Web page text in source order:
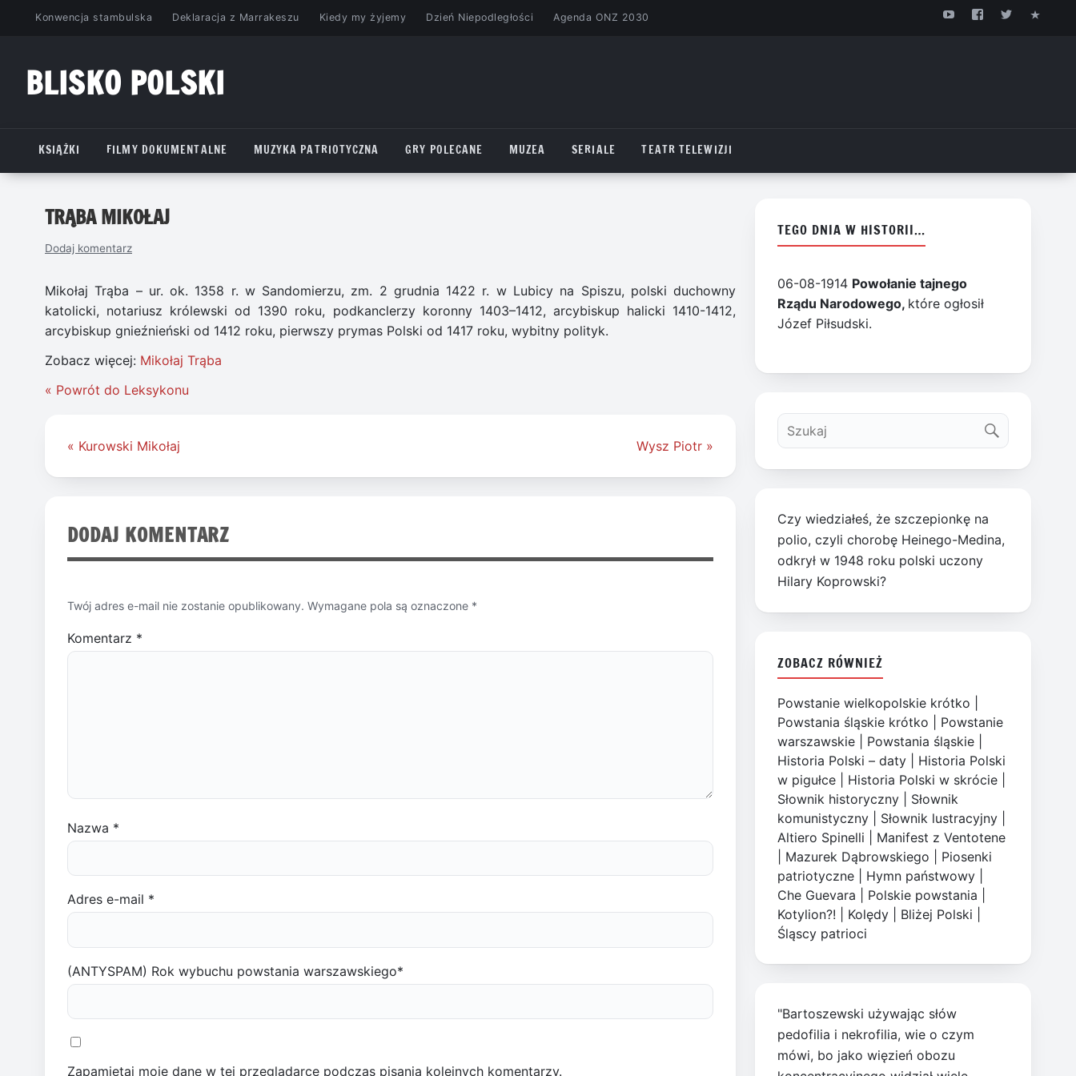
PrzejdźKonwencja stambulska Deklaracja z Marrakeszu Kiedy my żyjemy Dzień Niepodległości Agenda ONZ 2030
BLISKO POLSKI
KSIĄŻKI
FILMY DOKUMENTALNE MUZYKA PATRIOTYCZNA GRY POLECANE MUZEA SERIALE TEATR TELEWIZJI
TRĄBA MIKOŁAJ
Dodaj komentarz
Mikołaj Trąba – ur. ok. 1358 r. w Sandomierzu, zm. 2 grudnia 1422 r. w Lubicy na Spiszu, polski duchowny
katolicki, notariusz królewski od 1390 roku, podkanclerzy koronny 1403–1412, arcybiskup halicki 1410-1412,
arcybiskup gnieźnieński od 1412 roku, pierwszy prymas Polski od 1417 roku, wybitny polityk.
Zobacz więcej: Mikołaj Trąba
« Powrót do Leksykonu
Nawigacja
« Kurowski Mikołaj Wysz Piotr »
DODAJ KOMENTARZ
Twój adres e-mail nie zostanie opublikowany. Wymagane pola są oznaczone *
Komentarz *
Nazwa *
Adres e-mail *
(ANTYSPAM) Rok wybuchu powstania warszawskiego*
Zapamiętaj moje dane w tej przeglądarce podczas pisania kolejnych komentarzy.
TEGO DNIA W HISTORII…
06-08-1914 Powołanie tajnego
Rządu Narodowego, które ogłosił
Józef Piłsudski.
Czy wiedziałeś, że szczepionkę na
polio, czyli chorobę Heinego-Medina,
odkrył w 1948 roku polski uczony
Hilary Koprowski?
ZOBACZ RÓWNIEŻ
Powstanie wielkopolskie krótko
Powstania śląskie krótko
Powstanie
warszawskie
Powstania śląskie
Historia Polski – daty
Historia Polski
w pigułce
Historia Polski w skrócie
Słownik historyczny
Słownik
komunistyczny
Słownik lustracyjny
Altiero Spinelli
Manifest z Ventotene
Mazurek Dąbrowskiego
Piosenki
patriotyczne
Hymn państwowy
Che Guevara
Polskie powstania
Kotylion?!
Kolędy Bliżej Polski
Śląscy patrioci
"Bartoszewski używając słów
pedofilia i nekrofilia, wie o czym
mówi, bo jako więzień obozu